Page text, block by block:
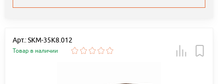
Арт.: SKM-35K8.012
Товар в наличии